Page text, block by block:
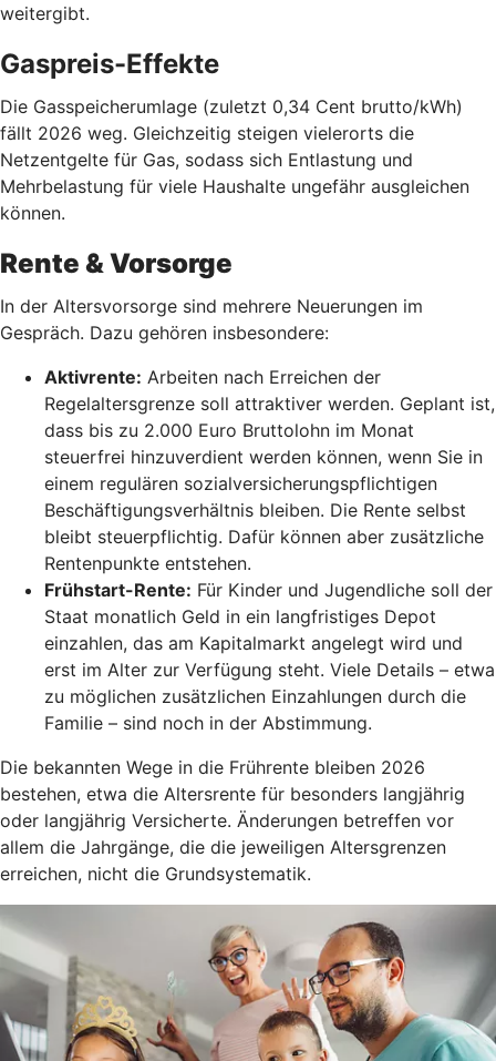
weitergibt.
Gaspreis-Effekte
Die Gasspeicherumlage (zuletzt 0,34 Cent brutto/kWh)
fällt 2026 weg. Gleichzeitig steigen vielerorts die
Netzentgelte für Gas, sodass sich Entlastung und
Mehrbelastung für viele Haushalte ungefähr ausgleichen
können.
Rente & Vorsorge
In der Altersvorsorge sind mehrere Neuerungen im
Gespräch. Dazu gehören insbesondere:
Aktivrente: Arbeiten nach Erreichen der
Regelaltersgrenze soll attraktiver werden. Geplant ist,
dass bis zu 2.000 Euro Bruttolohn im Monat
steuerfrei hinzuverdient werden können, wenn Sie in
einem regulären sozialversicherungspflichtigen
Beschäftigungsverhältnis bleiben. Die Rente selbst
bleibt steuerpflichtig. Dafür können aber zusätzliche
Rentenpunkte entstehen.
Frühstart-Rente: Für Kinder und Jugendliche soll der
Staat monatlich Geld in ein langfristiges Depot
einzahlen, das am Kapitalmarkt angelegt wird und
erst im Alter zur Verfügung steht. Viele Details – etwa
zu möglichen zusätzlichen Einzahlungen durch die
Familie – sind noch in der Abstimmung.
Die bekannten Wege in die Frührente bleiben 2026
bestehen, etwa die Altersrente für besonders langjährig
oder langjährig Versicherte. Änderungen betreffen vor
allem die Jahrgänge, die die jeweiligen Altersgrenzen
erreichen, nicht die Grundsystematik.